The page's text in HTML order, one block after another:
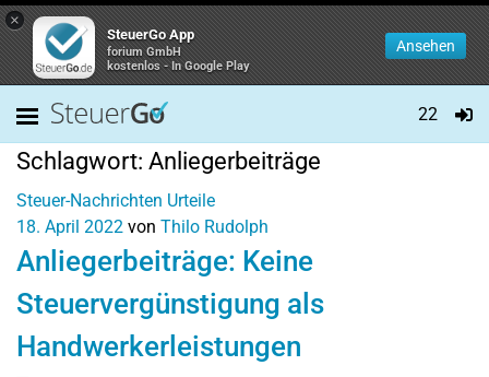
×
SteuerGo App
forium GmbH
kostenlos - In Google Play
Ansehen
22
Schlagwort: Anliegerbeiträge
Steuer-Nachrichten Urteile
18. April 2022 von Thilo Rudolph
Anliegerbeiträge: Keine
Steuervergünstigung als
Handwerkerleistungen